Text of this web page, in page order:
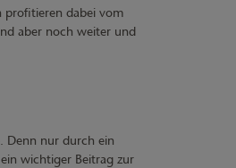
profitieren dabei vom
aber noch weiter und
Denn nur durch ein
wichtiger Beitrag zur